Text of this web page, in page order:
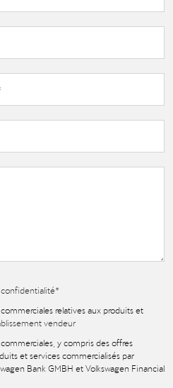
*
relatives aux produits et
vendeur
y compris des offres
et services commercialisés par
Bank GMBH et Volkswagen Financial